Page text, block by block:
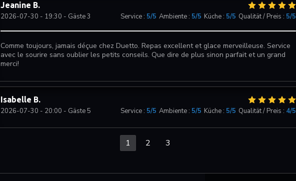
Jeanine B
2026-07-30 - 19:30 - Gäste 3 Service: 5/5 Ambiente: 5/5 Küche: 5/5 Qualität / Preis : 5/5
Comme toujours, jamais déçue chez Duetto. Repas excellent et glace merveilleuse. Service
avec le sourire sans oublier les petits conseils. Que dire de plus sinon parfait et un grand
merci!
Isabelle B
2026-07-30 - 20:00 - Gäste 5 Service: 5/5 Ambiente: 5/5 Küche: 5/5 Qualität / Preis : 4/5
1 2 3